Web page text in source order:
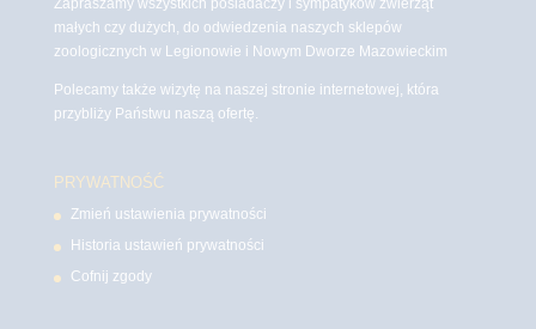
Zapraszamy wszystkich posiadaczy i sympatyków zwierząt
małych czy dużych, do odwiedzenia naszych sklepów
zoologicznych w Legionowie i Nowym Dworze Mazowieckim
Polecamy także wizytę na naszej stronie internetowej, która
przybliży Państwu naszą ofertę.
PRYWATNOŚĆ
Zmień ustawienia prywatności
Historia ustawień prywatności
Cofnij zgody